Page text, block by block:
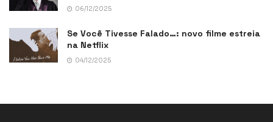
06/12/2025
Se Você Tivesse Falado…: novo filme estreia
na Netflix
04/12/2025